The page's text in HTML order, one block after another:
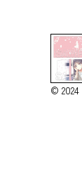
©